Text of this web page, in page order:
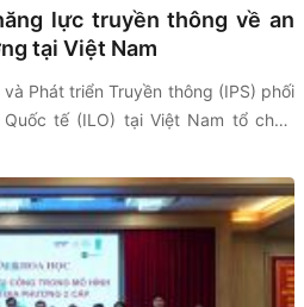
lực truyền thông về an
tại Việt Nam
Phát triển Truyền thông (IPS) phối
tế (ILO) tại Việt Nam tổ chức
cao năng lực truyền thông về an
Nam”. Chương trình nhằm tăng
chí về những xu hướng mới của
sách an sinh xã hội, qua đó góp
tin và truyền thông về các vấn